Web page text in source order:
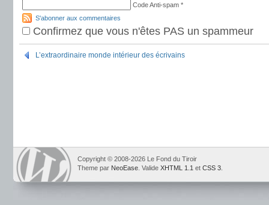
Code Anti-spam *
S'abonner aux commentaires
Confirmez que vous n'êtes PAS un spammeur
L’extraordinaire monde intérieur des écrivains
Copyright © 2008-2026 Le Fond du Tiroir
Theme par NeoEase . Valide XHTML 1.1 et CSS 3